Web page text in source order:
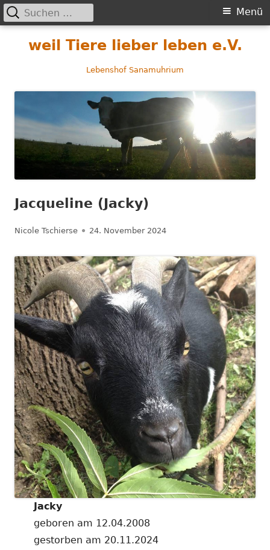
weil Tiere lieber leben e.V.
Lebenshof Sanamuhrium
Primäres
Menü
Menü
Suchen
nach:
Jacqueline (Jacky)
Autor
Nicole Tschierse Veröffentlicht
24. November 2024
Jacky
geboren am 12.04.2008
gestorben am 20.11.2024